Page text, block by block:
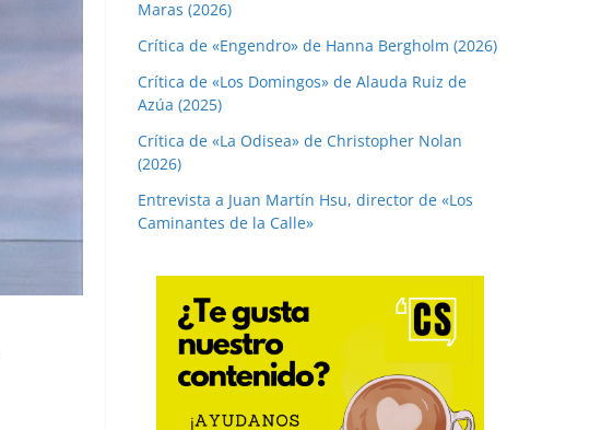
Maras (2026)
Crítica de «Engendro» de Hanna Bergholm (2026)
Crítica de «Los Domingos» de Alauda Ruiz de
Azúa (2025)
Crítica de «La Odisea» de Christopher Nolan
(2026)
Entrevista a Juan Martín Hsu, director de «Los
Caminantes de la Calle»